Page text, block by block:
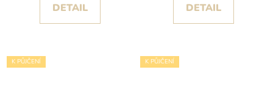
DETAIL DETAIL
K PŮJČENÍ K PŮJČENÍ